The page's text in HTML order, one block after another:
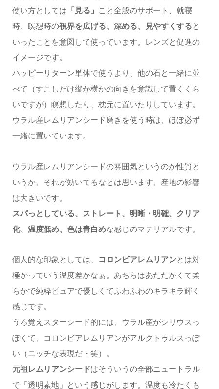
使い方としては 「見る」
こと全般のサポート、就寝
時、瞑想時の視界を広げる、深める、見やすくする と
いったことを意図して使っています。レンズと促進の
イメージです。
ハッピーリターン単体で使うより、他の石と一緒に並
べて（すこしだけ縦か横かの向きを意識して置くくら
いですが）瞑想したり、枕元に置いたりしています。
ウラル産レムリアンシード磨きを使う時は、ほぼ必ず
一緒に置いています。
ウラル産レムリアンシードの雰囲気というのか性質と
いうか、それが効いてるなとは思います、産地の影響
は大きいです。
スパっとしている、ストレート、明晰・明確、クリア
化、温度低め、色は青白めな感じのマテリアルです。
個人的な印象としては、 コロンビアレムリアンとは対
極かっていう温度差かなぁ。あちらはあたたかくて柔
らかで純粋ピュアで優しくてふわふわのキラキラ輝く
感じです。
うろ覚えスターシード的には、ウラル産がシリウスっ
ぽくて、コロンビアレムリアンがアルクトゥルスっぽ
い（ニッチな表現だ・笑）。
元祖レムリアンシードはそういうの全部ニュートラル
で「透明素地」という感じがします。温度も冷たくも